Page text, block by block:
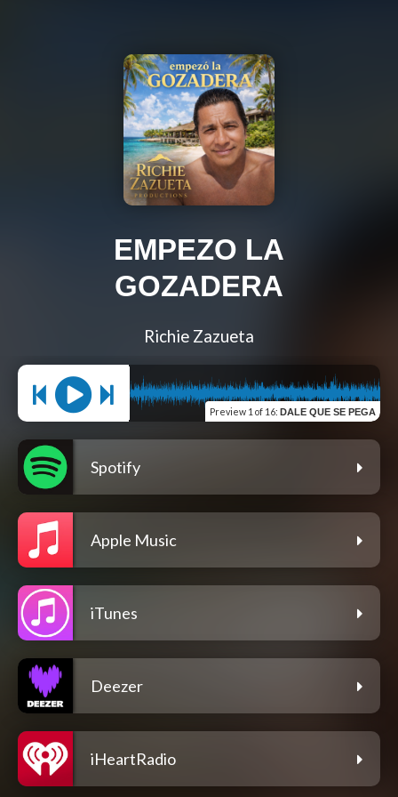
EMPEZO LA
GOZADERA
Richie Zazueta
Preview 1 of 16: DALE QUE SE PEGA
Spotify
Apple Music
iTunes
Deezer
iHeartRadio